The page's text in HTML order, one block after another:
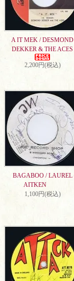
A IT MEK / DESMOND
DEKKER & THE ACES
2,200円(税込)
BAGABOO / LAUREL
AITKEN
1,100円(税込)